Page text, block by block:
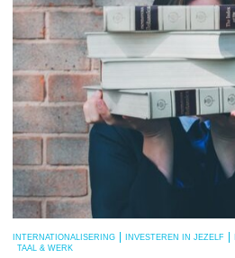
INTERNATIONALISERING INVESTEREN IN JEZELF
TAAL & WERK